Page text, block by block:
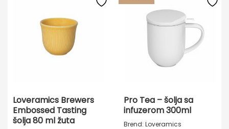
Loveramics Brewers
Embossed Tasting
šolja 80 ml žuta
Pro Tea – šolja sa
infuzerom 300ml
Brend: Loveramics